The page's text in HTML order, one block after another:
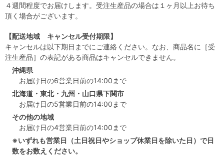
４週間程度でお届けします。受注生産品の場合は１ヶ月以上お待ち
頂く場合がございます。
【配送地域 キャンセル受付期限】
キャンセルは以下期日までにご連絡ください。なお、商品名に［受
注生産品］の表記がある商品はキャンセルできません。
沖縄県
お届け日の6営業日前の14:00まで
北海道・東北・九州・山口県下関市
お届け日の5営業日前の14:00まで
その他の地域
お届け日の4営業日前の14:00まで
※いずれも営業日（土日祝日やショップ休業日を除いた日）で日
数をお数えください。